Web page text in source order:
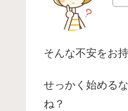
そんな不安をお
せっかく始める
ね？